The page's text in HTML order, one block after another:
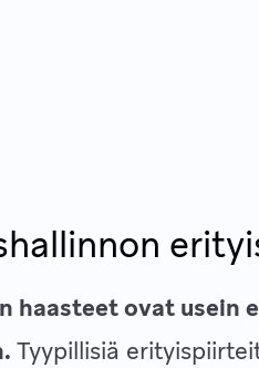
haasteet ovat usein
Tyypillisiä